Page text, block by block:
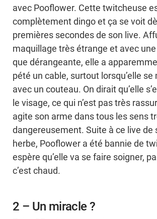
avec Pooflower. Cette twitcheuse
complètement dingo et ça se voit
premières secondes de son live.
maquillage très étrange et avec
que dérangeante, elle a
pété un cable, surtout lorsqu’elle se
avec un couteau. On dirait qu’elle
le visage, ce qui n’est pas très
agite son arme dans tous les sens
dangereusement. Suite à ce live de
herbe, Pooflower a été bannie de
espère qu’elle va se faire soigner,
c’est chaud.
2 – Un miracle ?